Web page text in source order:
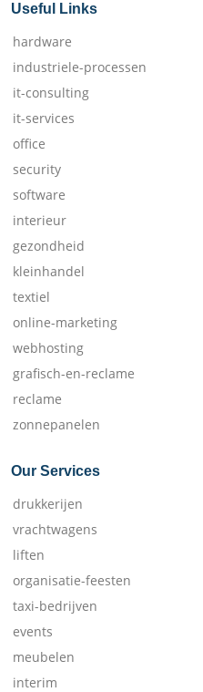
Useful Links
hardware
industriele-processen
it-consulting
it-services
office
security
software
interieur
gezondheid
kleinhandel
textiel
online-marketing
webhosting
grafisch-en-reclame
reclame
zonnepanelen
Our Services
drukkerijen
vrachtwagens
liften
organisatie-feesten
taxi-bedrijven
events
meubelen
interim